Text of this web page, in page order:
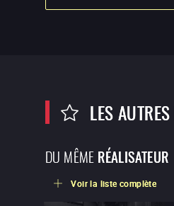
LES AUTRES
DU MÊMERÉALISATEUR
Voir la liste complète